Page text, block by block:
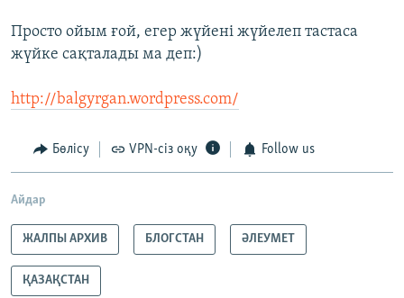
Просто ойым ғой, егер жүйені жүйелеп тастаса
жүйке сақталады ма деп:)
http://balgyrgan.wordpress.com/
Бөлісу VPN-сіз оқу Follow us
Айдар
ЖАЛПЫ АРХИВ БЛОГСТАН ӘЛЕУМЕТ
ҚАЗАҚСТАН